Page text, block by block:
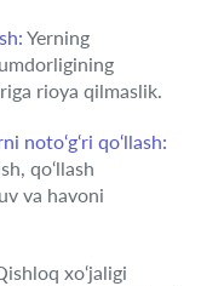
Yerning
rioya qilmaslik.
noto‘g‘ri qo‘llash:
qo‘llash
va havoni
xo‘jaligi